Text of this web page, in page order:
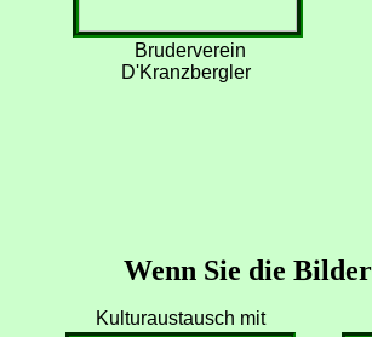
Bruderverein
D'Kranzbergler
Wenn Sie die
Kulturaustausch mit